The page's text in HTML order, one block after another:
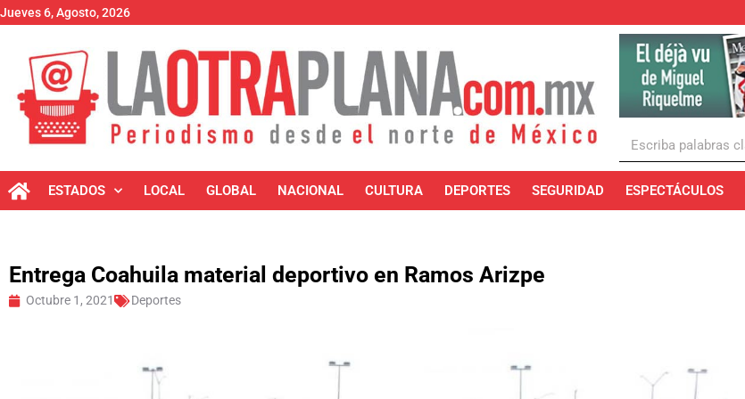
Jueves 6, Agosto, 2026
ESTADOS LOCAL GLOBAL NACIONAL CULTURA DEPORTES SEGURIDAD ESPECTÁCULOS
Entrega Coahuila material deportivo en Ramos Arizpe
Octubre 1, 2021 Deportes